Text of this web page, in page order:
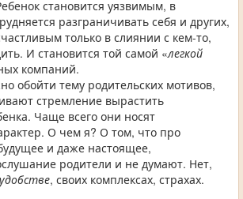
становится уязвимым, в
разграничивать себя и других,
только в слиянии с кем-то,
И становится той самой «легкой
компаний.
обойти тему родительских мотивов,
стремление вырастить
Чаще всего они носят
О чем я? О том, что про
и даже настоящее,
родители и не думают. Нет,
, своих комплексах, страхах.